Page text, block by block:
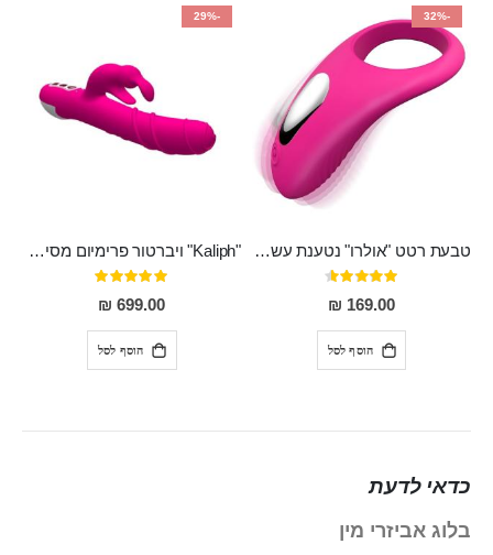
-32%
טבעת רטט "אולרו" נטענת עשויה סיליקון רפואי עם רטט חזק ומטריף חושים
דירוג:
91%
169.00 ₪
הוסף לסל
-29%
"Kaliph" ויברטור פרימיום מסיליקון רפואי , נטען, שקט במיוחד, מסתובב ומתפתל, שמנמן עם חדירה 14 סמ
דירוג:
100%
699.00 ₪
הוסף לסל
כדאי לדעת
בלוג אביזרי מין